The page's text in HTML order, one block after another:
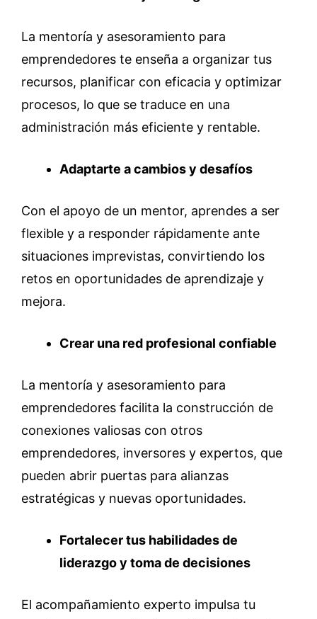
La mentoría y asesoramiento para
emprendedores te enseña a organizar tus
recursos, planificar con eficacia y optimizar
procesos, lo que se traduce en una
administración más eficiente y rentable.
Adaptarte a cambios y desafíos
Con el apoyo de un mentor, aprendes a ser
flexible y a responder rápidamente ante
situaciones imprevistas, convirtiendo los
retos en oportunidades de aprendizaje y
mejora.
Crear una red profesional confiable
La mentoría y asesoramiento para
emprendedores facilita la construcción de
conexiones valiosas con otros
emprendedores, inversores y expertos, que
pueden abrir puertas para alianzas
estratégicas y nuevas oportunidades.
Fortalecer tus habilidades de
liderazgo y toma de decisiones
El acompañamiento experto impulsa tu